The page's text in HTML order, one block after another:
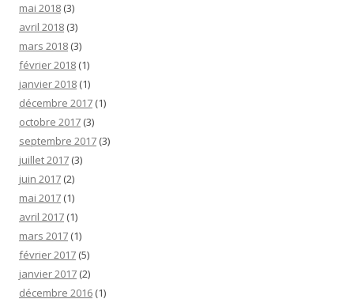
mai 2018 (3)
avril 2018 (3)
mars 2018 (3)
février 2018 (1)
janvier 2018 (1)
décembre 2017 (1)
octobre 2017 (3)
septembre 2017 (3)
juillet 2017 (3)
juin 2017 (2)
mai 2017 (1)
avril 2017 (1)
mars 2017 (1)
février 2017 (5)
janvier 2017 (2)
décembre 2016 (1)